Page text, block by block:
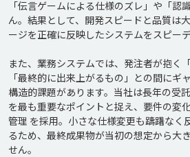
「伝言ゲームによる仕様のズレ」や「認
ん。結果として、開発スピードと品質は
ージを正確に反映したシステムをスピー
また、業務システムでは、発注者が抱く
「最終的に出来上がるもの」との間にギ
構造的課題があります。当社は長年の受
を最も重要なポイントと捉え、要件の変
管理 を採用。小さな仕様変更も躊躇なく
るため、最終成果物が当初の想定から大
せん。